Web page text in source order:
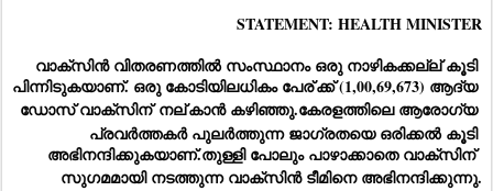
STATEMENT: HEALTH MINISTER
വാക്സിൻ വിതരണത്തിൽ സംസ്ഥാനം ഒരു നാഴികക്കല്ല് കൂടി
പിന്നിടുകയാണ്. ഒരു കോടിയിലധികം പേര്ക്ക് (1,00,69,673) ആദ്യ
ഡോസ് വാക്‌സിന് നല്കാൻ കഴിഞ്ഞു.കേരളത്തിലെ ആരോഗ്യ
പ്രവർത്തകർ പുലർത്തുന്ന ജാഗ്രതയെ ഒരിക്കൽ കൂടി
അഭിനന്ദിക്കുകയാണ്.തുള്ളി പോലും പാഴാക്കാതെ വാക്‌സിന്
സുഗമമായി നടത്തുന്ന വാക്‌സിൻ ടീമിനെ അഭിനന്ദിക്കുന്നു.